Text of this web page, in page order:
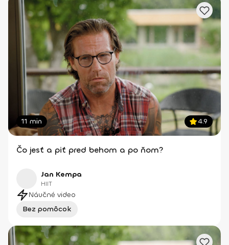
11 min 4.9
Čo jesť a piť pred behom a po ňom?
Jan Kempa
HIIT
Náučné video
Bez pomôcok